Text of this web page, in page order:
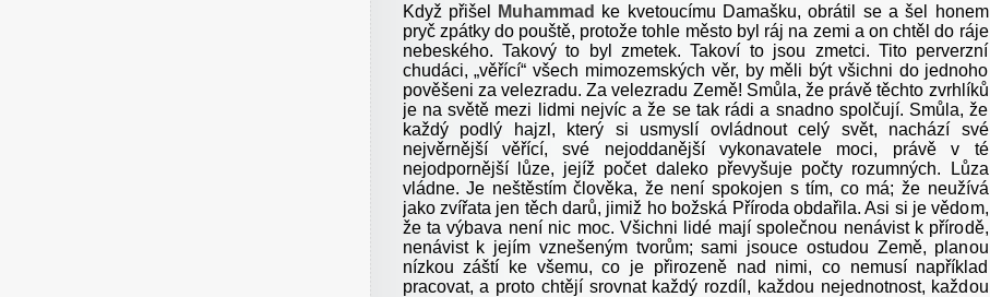
Když přišel
Muhammad
ke kvetoucímu Damašku, obrátil se a šel honem
pryč zpátky do pouště, protože tohle město byl ráj na zemi a on chtěl do ráje
nebeského. Takový to byl zmetek. Takoví to jsou zmetci. Tito perverzní
chudáci, „věřící“ všech mimozemských věr, by měli být všichni do jednoho
pověšeni za velezradu. Za velezradu Země! Smůla, že právě těchto zvrhlíků
je na světě mezi lidmi nejvíc a že se tak rádi a snadno spolčují. Smůla, že
každý podlý hajzl, který si usmyslí ovládnout celý svět, nachází své
nejvěrnější věřící, své nejoddanější vykonavatele moci, právě v té
nejodpornější lůze, jejíž počet daleko převyšuje počty rozumných. Lůza
vládne. Je neštěstím člověka, že není spokojen s tím, co má; že neužívá
jako zvířata jen těch darů, jimiž ho božská Příroda obdařila. Asi si je vědom,
že ta výbava není nic moc. Všichni lidé mají společnou nenávist k přírodě,
nenávist k jejím vznešeným tvorům; sami jsouce ostudou Země, planou
nízkou záští ke všemu, co je přirozeně nad nimi, co nemusí například
pracovat, a proto chtějí srovnat každý rozdíl, každou nejednotnost, každou